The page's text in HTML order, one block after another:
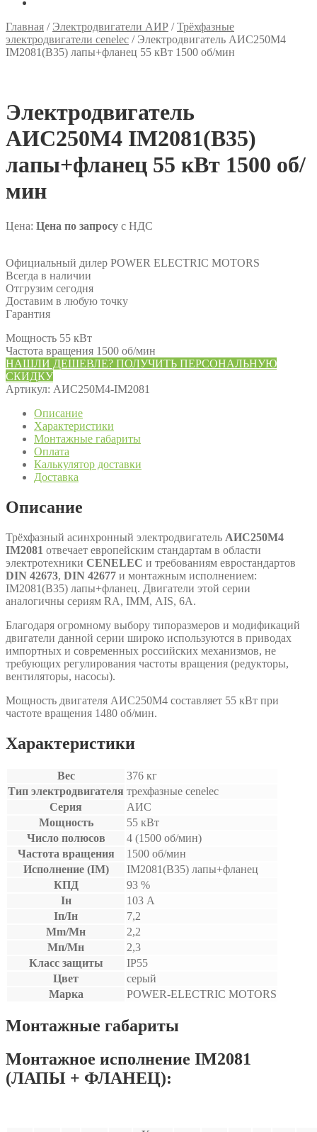
Главная / Электродвигатели АИР /Трёхфазные
электродвигатели cenelec / Электродвигатель АИС250М4
IM2081(B35) лапы+фланец 55 кВт 1500 об/мин
Электродвигатель
АИС250М4 IM2081(B35)
лапы+фланец 55 кВт 1500 об/
мин
Цена: Цена по запросу с НДС
Официальный дилер POWER ELECTRIC MOTORS
Всегда в наличии
Отгрузим сегодня
Доставим в любую точку
Гарантия
Мощность 55 кВт
Частота вращения 1500 об/мин
НАШЛИ ДЕШЕВЛЕ? ПОЛУЧИТЬ ПЕРСОНАЛЬНУЮ
СКИДКУ
Артикул: АИС250М4-IM2081
Описание
Характеристики
Монтажные габариты
Оплата
Калькулятор доставки
Доставка
Описание
Трёхфазный асинхронный электродвигатель АИС250М4
IM2081 отвечает европейским стандартам в области
электротехники CENELEC и требованиям евростандартов
DIN 42673, DIN 42677 и монтажным исполнением:
IM2081(B35) лапы+фланец. Двигатели этой серии
аналогичны сериям RA, IMM, АIS, 6A.
Благодаря огромному выбору типоразмеров и модификаций
двигатели данной серии широко используются в приводах
импортных и современных российских механизмов, не
требующих регулирования частоты вращения (редукторы,
вентиляторы, насосы).
Мощность двигателя АИС250М4 составляет 55 кВт при
частоте вращения 1480 об/мин.
Характеристики
Вес
376 кг
Тип электродвигателя трехфазные cenelec
Серия
АИС
Мощность
55 кВт
Число полюсов
4 (1500 об/мин)
Частота вращения
1500 об/мин
Исполнение (IM)
IM2081(B35) лапы+фланец
КПД
93 %
Iн
103 А
Iп/Iн
7,2
Mm/Мн
2,2
Мп/Мн
2,3
Класс защиты
IP55
Цвет
серый
Марка
POWER-ELECTRIC MOTORS
Монтажные габариты
Монтажное исполнение IM2081
(ЛАПЫ + ФЛАНЕЦ):